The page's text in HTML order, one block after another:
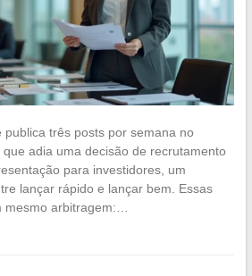
três posts por semana no
adia uma decisão de recrutamento
para investidores, um
lançar rápido e lançar bem. Essas
arbitragem:…